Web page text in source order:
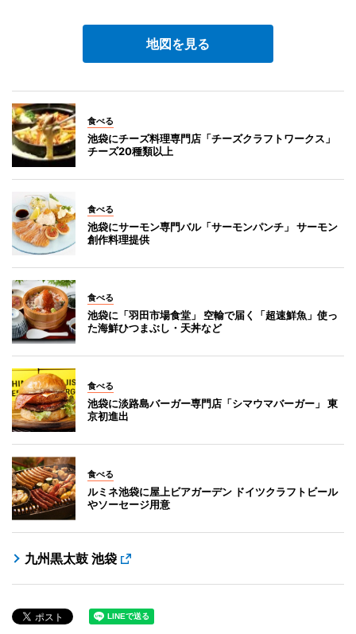
地図を見る
食べる
池袋にチーズ料理専門店「チーズクラフトワークス」
チーズ20種類以上
食べる
池袋にサーモン専門バル「サーモンパンチ」 サーモン
創作料理提供
食べる
池袋に「羽田市場食堂」 空輸で届く「超速鮮魚」使っ
た海鮮ひつまぶし・天丼など
食べる
池袋に淡路島バーガー専門店「シマウマバーガー」 東
京初進出
食べる
ルミネ池袋に屋上ビアガーデン ドイツクラフトビール
やソーセージ用意
九州黒太鼓 池袋